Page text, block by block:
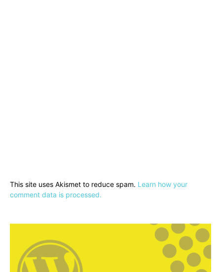
This site uses Akismet to reduce spam. Learn how your
comment data is processed.